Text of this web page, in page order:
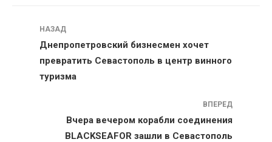
Навигация
НАЗАД
Днепропетровский бизнесмен хочет
превратить Севастополь в центр винного
туризма
ВПЕРЕД
Вчера вечером корабли соединения
BLACKSEAFOR зашли в Севастополь